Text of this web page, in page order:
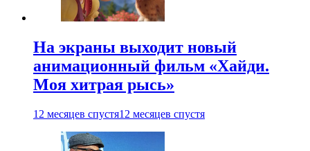
На экраны выходит новый
анимационный фильм «Хайди.
Моя хитрая рысь»
12 месяцев спустя12 месяцев спустя